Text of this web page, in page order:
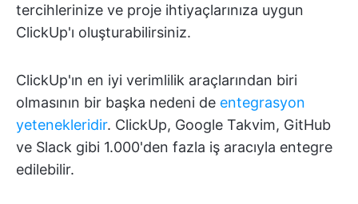
tercihlerinize ve proje ihtiyaçlarınıza uygun
ClickUp'ı oluşturabilirsiniz.
ClickUp'ın en iyi verimlilik araçlarından biri
olmasının bir başka nedeni de entegrasyon
yetenekleridir. ClickUp, Google Takvim, GitHub
ve Slack gibi 1.000'den fazla iş aracıyla entegre
edilebilir.